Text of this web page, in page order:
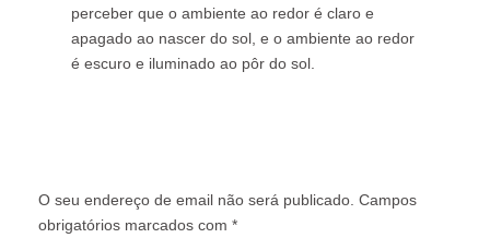
perceber que o ambiente ao redor é claro e
apagado ao nascer do sol, e o ambiente ao redor
é escuro e iluminado ao pôr do sol.
O seu endereço de email não será publicado. Campos
obrigatórios marcados com *